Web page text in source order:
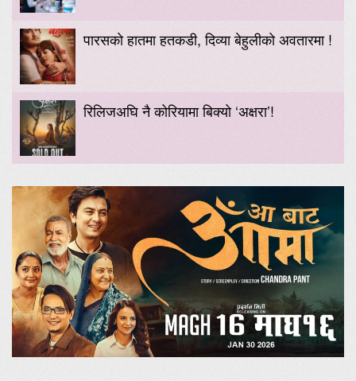
पारसको हातमा हतकडी, दिव्या बेहुलीको अवतारमा !
रिलिजअघि नै कोरियामा बिक्यो ‘अक्षरा’!